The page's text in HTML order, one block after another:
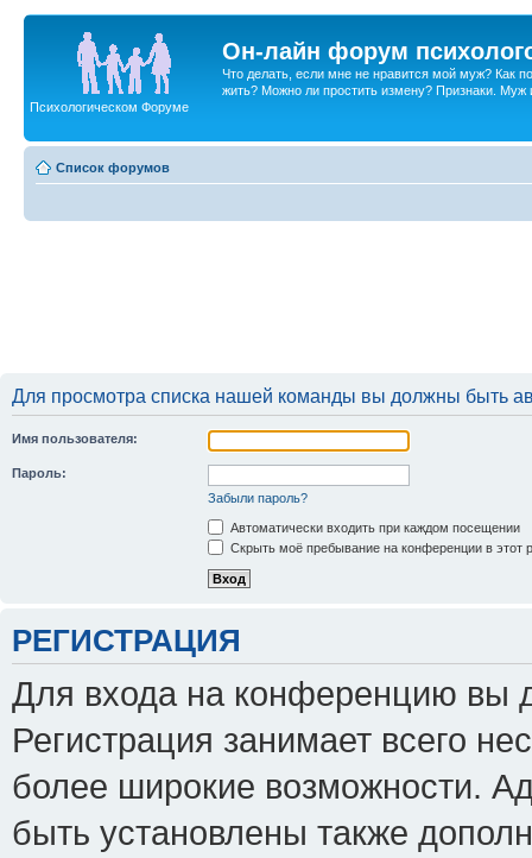
Он-лайн форум
Что делать, если мне не нравится мой муж? Как
жить? Можно ли простить измену? Признаки. Муж
Психологическом Форуме
Список форумов
Для просмотра списка нашей команды вы должны быть
Имя пользователя:
Пароль:
Забыли пароль?
Автоматически входить при каждом посещении
Скрыть моё пребывание на конференции в этот
РЕГИСТРАЦИЯ
Для входа на конференцию вы
Регистрация занимает всего
более широкие возможности.
быть установлены также